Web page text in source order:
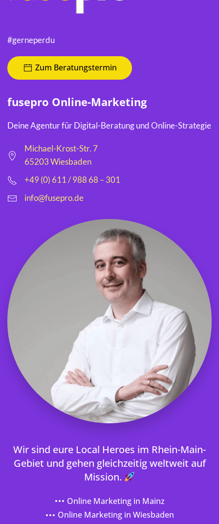
#gerneperdu
Zum Beratungstermin
fusepro Online-Marketing
Deine Agentur für Digital-Beratung und Online-Strategie
Michael-Krost-Str. 7
65203 Wiesbaden
+49 (0) 611 / 988 68 – 301
info@fusepro.de
Wir sind eure Local Heroes im Rhein-Main-
Gebiet und gehen gleichzeitig weltweit auf
Mission.
Online Marketing in Mainz
Online Marketing in Wiesbaden